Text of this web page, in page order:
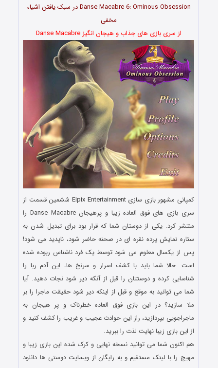
Danse Macabre 6: Ominous Obsession در سبک یافتن اشیاء
مخفی
از سری بازی های جذاب و هیجان انگیز Danse Macabre
کمپانی مشهور بازی سازی Eipix Entertainment ششمین قسمت از
سری بازی های فوق العاده زیبا و پرهیجان Danse Macabre را
منتشر کرد. یکی از دوستان شما که قرار بود برای تبدیل شدن به
ستاره نمایش پرده نقره ای در صحنه حاضر شود، ناپدید می شود!
پس از یکسال معلوم می شود توسط یک فرد ناشناس ربوده شده
است. حالا شما باید با کشف اسرار و سرنخ ها، این آدم ربا را
شناسایی کرده و دوستتان را قبل از آنکه دیر شود نجات دهید. آیا
شما می توانید به موقع و قبل از اینکه دیر شود حقیقت ماجرا را بر
ملا سازید؟ در این بازی فوق العاده خطرناک و پر هیجان به
ماجراجویی بپردازید، راز این حوادث عجیب و غریب را کشف کنید و
از این بازی زیبا نهایت لذت را ببرید.
هم اکنون شما می توانید نسخه نهایی و کرک شده این بازی زیبا و
مهیج را با لینک مستقیم و به رایگان از وبسایت دوستی ها دانلود